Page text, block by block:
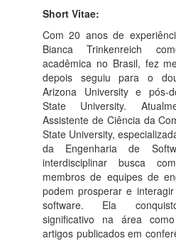
Short Vitae:
Com 20 anos de
Bianca Trinkenreich
acadêmica no Brasil, fez
depois seguiu para o
Arizona University e pós-
State University.
Assistente de Ciência da
State University,
da Engenharia de
interdisciplinar busca
membros de equipes de
podem prosperar e
software. Ela
significativo na área
artigos publicados em